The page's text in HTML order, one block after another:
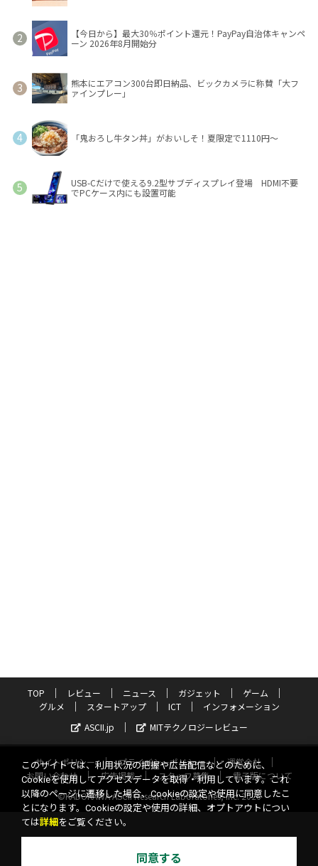
【今日から】最大30％ポイント還元！PayPay自治体キャンペ
ーン 2026年8月開始分
熊本にエアコン300台即日納品、ビックカメラに称賛「大フ
ァインプレー」
「鬼おろし牛タン丼」がおいしそ！夏限定で1110円～
USB-Cだけで使える9.2型サブディスプレイ登場 HDMI不要
でPCケース内にも設置可能
TOP レビュー ニュース ガジェット
ゲーム
グルメ
スタートアップ ICT
インフォメーション
ASCII.jp
MITテクノロジーレビュー
サイトポリシー プライバシーポリシー
運営会社
お問い合わせ
広告掲載 スタッフ募集
電子版について
©KADOKAWA ASCII Research Laboratories, Inc. 2026
このサイトでは、利用状況の把握や広告配信などのために、
Cookieを使用してアクセスデータを取得・利用しています。これ
以降のページに遷移した場合、Cookieの設定や使用に同意したこ
とになります。Cookieの設定や使用の詳細、オプトアウトについ
ては詳細 をご覧ください。
同意する